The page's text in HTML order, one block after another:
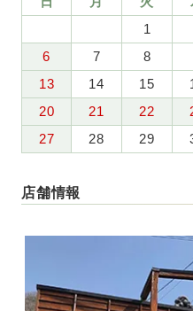
1
6
7 8
13
14 15
20
21 22
27
28 29
店舗情報